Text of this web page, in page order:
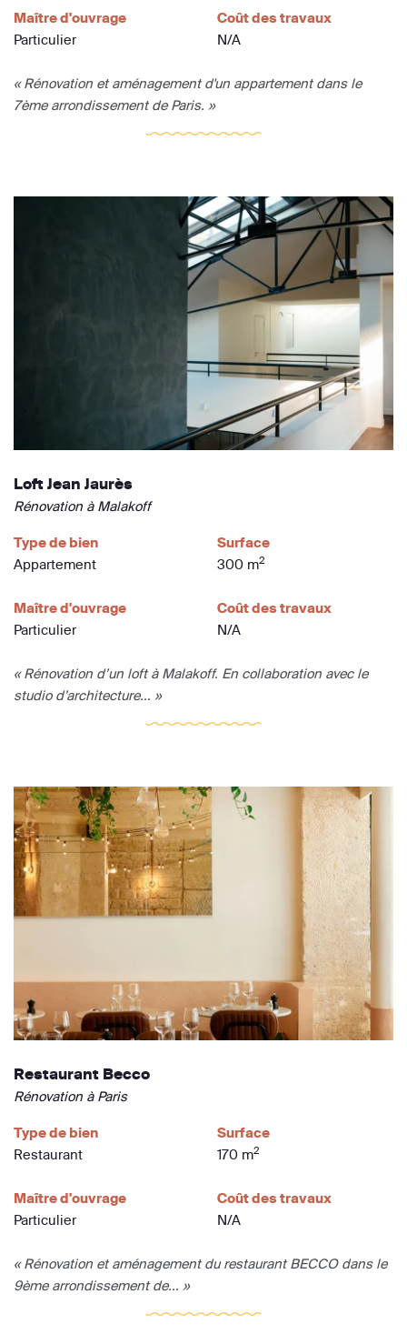
Maître d'ouvrage
Particulier
Coût des travaux
N/A
« Rénovation et aménagement d'un appartement dans le
7ème arrondissement de Paris. »
Loft Jean Jaurès
Rénovation à Malakoff
Type de bien
Appartement
Surface
300 m2
Maître d'ouvrage
Particulier
Coût des travaux
N/A
« Rénovation d’un loft à Malakoff. En collaboration avec le
studio d’architecture... »
Restaurant Becco
Rénovation à Paris
Type de bien
Restaurant
Surface
170 m2
Maître d'ouvrage
Particulier
Coût des travaux
N/A
« Rénovation et aménagement du restaurant BECCO dans le
9ème arrondissement de... »